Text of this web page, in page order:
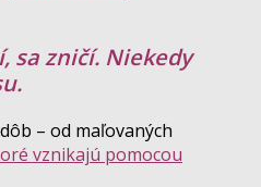
sa zničí. Niekedy
– od maľovaných
vznikajú pomocou